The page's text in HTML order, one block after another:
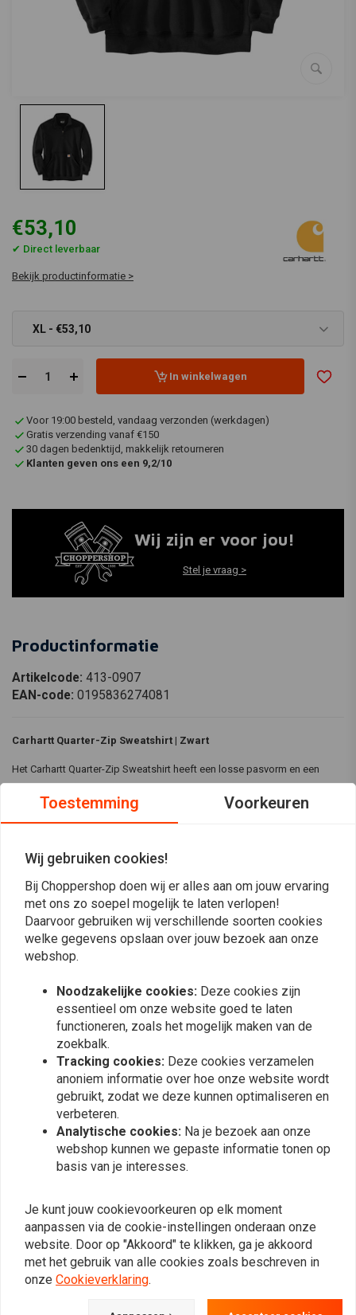
€53,10
✔ Direct leverbaar
Bekijk productinformatie >
XL - €53,10
In winkelwagen
Voor 19:00 besteld, vandaag verzonden (werkdagen)
Gratis verzending vanaf €150
30 dagen bedenktijd, makkelijk retourneren
Klanten geven ons een 9,2/10
Wij zijn er voor jou!
Stel je vraag >
Productinformatie
Artikelcode: 413-0907
EAN-code: 0195836274081
Carhartt Quarter-Zip Sweatshirt | Zwart
Het Carhartt Quarter-Zip Sweatshirt heeft een losse pasvorm en een
een mock hals, handwarmerzak aan de voorkant en rekbare ribgebreide
tijdens actieve dagen.
Specificaties:
Kleur: Zwart
Pasvorm:
Losse pasvorm voor comfort en bewegingsvrijheid
Stof:
Ontwerp met lange mouwen voor volledige bedekking van de
armen
Nek voor extra warmte en bedekking
Handwarmerzak aan de voorkant voor meer gemak
Kwartlengte rits aan de voorkant voor regelbare ventilatie
Rekbare, met elastaan versterkte ribgebreide manchetten en
tailleband voor een goede pasvorm
Carhartt label op de zak genaaid voor branding
Lees meer
Reviews
(0 beoordelingen)
Plaats ook een review
Vergelijkbare producten
Toestemming Voorkeuren
Wij gebruiken cookies!
Bij Choppershop doen wij er alles aan om jouw ervaring
met ons zo soepel mogelijk te laten verlopen!
Daarvoor gebruiken wij verschillende soorten cookies
welke gegevens opslaan over jouw bezoek aan onze
webshop.
Noodzakelijke cookies: Deze cookies zijn
essentieel om onze website goed te laten
functioneren, zoals het mogelijk maken van de
zoekbalk.
Tracking cookies: Deze cookies verzamelen
anoniem informatie over hoe onze website wordt
gebruikt, zodat we deze kunnen optimaliseren en
verbeteren.
Analytische cookies: Na je bezoek aan onze
webshop kunnen we gepaste informatie tonen op
basis van je interesses.
Je kunt jouw cookievoorkeuren op elk moment
aanpassen via de cookie-instellingen onderaan onze
website. Door op "Akkoord" te klikken, ga je akkoord
met het gebruik van alle cookies zoals beschreven in
onze Cookieverklaring.